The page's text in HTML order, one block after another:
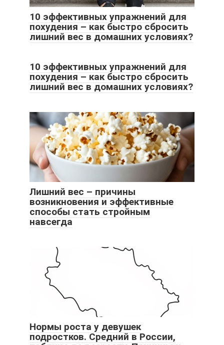
10 эффективных упражнений для
похудения – как быстро сбросить
лишний вес в домашних условиях?
10 эффективных упражнений для
похудения – как быстро сбросить
лишний вес в домашних условиях?
Лишний вес – причины
возникновения и эффективные
способы стать стройным
навсегда
Нормы роста у девушек
подростков. Средний в России,